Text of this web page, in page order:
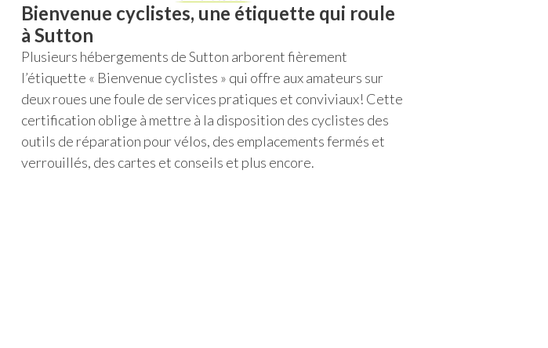
Bienvenue cyclistes, une étiquette qui roule
à Sutton
Plusieurs hébergements de Sutton arborent fièrement
l’étiquette « Bienvenue cyclistes » qui offre aux amateurs sur
deux roues une foule de services pratiques et conviviaux! Cette
certification oblige à mettre à la disposition des cyclistes des
outils de réparation pour vélos, des emplacements fermés et
verrouillés, des cartes et conseils et plus encore.